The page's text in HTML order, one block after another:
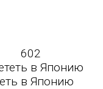
602
в Японию